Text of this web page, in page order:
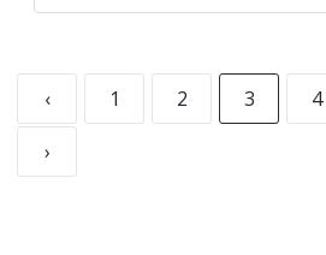
‹ 1 2 3 4
›